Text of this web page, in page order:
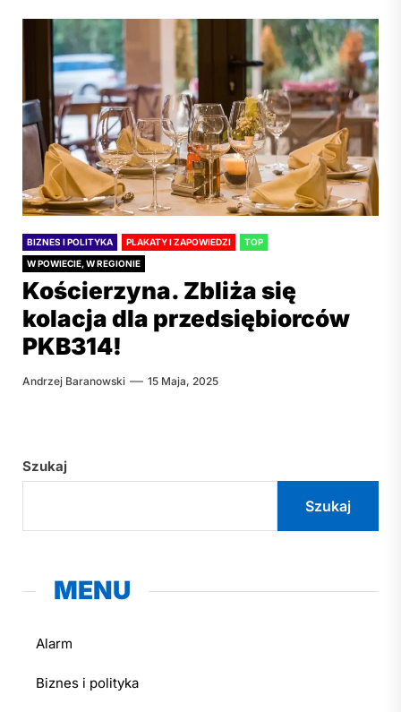
BIZNES I POLITYKA PLAKATY I ZAPOWIEDZI
TOP
W POWIECIE, W REGIONIE
Kościerzyna. Zbliża się
kolacja dla przedsiębiorców
PKB314!
Andrzej Baranowski 15 Maja, 2025
Szukaj
Szukaj
MENU
Alarm
Biznes i polityka